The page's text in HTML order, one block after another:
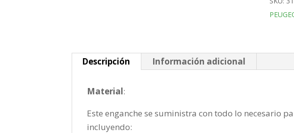
fija
de
Descripción Información adicional
Material:
Este enganche se suministra con todo lo necesario
incluyendo: